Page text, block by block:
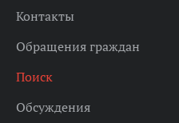
Контакты
Обращения граждан
Поиск
Обсуждения